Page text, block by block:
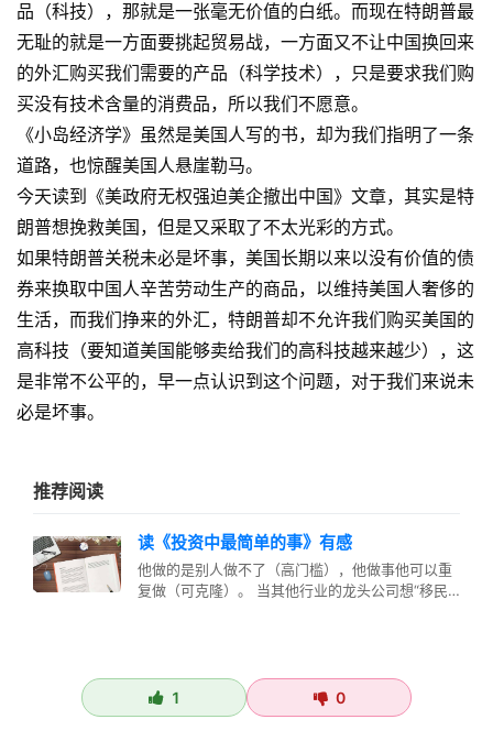
品（科技），那就是一张毫无价值的白纸。而现在特朗普最
无耻的就是一方面要挑起贸易战，一方面又不让中国换回来
的外汇购买我们需要的产品（科学技术），只是要求我们购
买没有技术含量的消费品，所以我们不愿意。
《小岛经济学》虽然是美国人写的书，却为我们指明了一条
道路，也惊醒美国人悬崖勒马。
今天读到《美政府无权强迫美企撤出中国》文章，其实是特
朗普想挽救美国，但是又采取了不太光彩的方式。
如果特朗普关税未必是坏事，美国长期以来以没有价值的债
券来换取中国人辛苦劳动生产的商品，以维持美国人奢侈的
生活，而我们挣来的外汇，特朗普却不允许我们购买美国的
高科技（要知道美国能够卖给我们的高科技越来越少），这
是非常不公平的，早一点认识到这个问题，对于我们来说未
必是坏事。
推荐阅读
读《投资中最简单的事》有感
他做的是别人做不了（高门槛），他做事他可以重
复做（可克隆）。 当其他行业的龙头公司想“移民”
1 0